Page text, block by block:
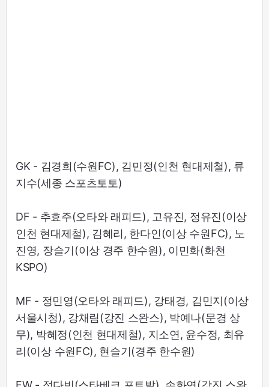
GK - 김경희(수원FC), 김민정(인천 현대제철), 류
지수(세종 스포츠토토)
DF - 추효주(오타와 래피드), 고유진, 정유진(이상
인천 현대제철), 김혜리, 한다인(이상 수원FC), 노
진영, 장슬기(이상 경주 한수원), 이민화(화천
KSPO)
MF - 정민영(오타와 래피드), 강태경, 김민지(이상
서울시청), 강채림(강진 스완스), 박예나(문경 상
무), 박혜정(인천 현대제철), 지소연, 윤수정, 최유
리(이상 수원FC), 현슬기(경주 한수원)